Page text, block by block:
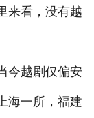
看，没有越
越剧仅偏安
海一所，福建